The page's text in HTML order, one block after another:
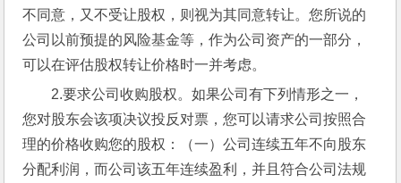
不同意，又不受让股权，则视为其同意转让。您所说的
公司以前预提的风险基金等，作为公司资产的一部分，
可以在评估股权转让价格时一并考虑。
2.要求公司收购股权。如果公司有下列情形之一，
您对股东会该项决议投反对票，您可以请求公司按照合
理的价格收购您的股权：（一）公司连续五年不向股东
分配利润，而公司该五年连续盈利，并且符合公司法规